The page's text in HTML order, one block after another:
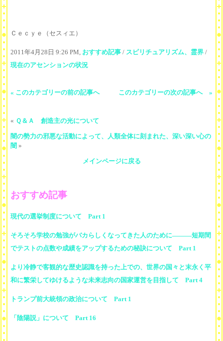
Ｃｅｃｙｅ（セスィエ）
2011年4月28日 9:26 PM, おすすめ記事 / スピリチュアリズム、霊界 /
現在のアセンションの状況
« このカテゴリーの前の記事へ このカテゴリーの次の記事へ »
« Ｑ＆Ａ 創造主の光について
闇の勢力の邪悪な活動によって、人類全体に刻まれた、深い深い心の
闇 »
メインページに戻る
おすすめ記事
現代の選挙制度について Part 1
そろそろ学校の勉強がバカらしくなってきた人のために―――短期間
でテストの点数や成績をアップするための秘訣について Part 1
より冷静で客観的な歴史認識を持った上での、世界の国々と末永く平
和に繁栄してゆけるような未来志向の国家運営を目指して Part 4
トランプ前大統領の政治について Part 1
「陰陽説」について Part 16